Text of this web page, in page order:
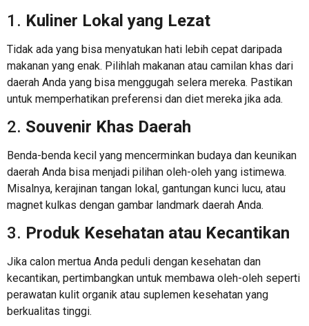
1. Kuliner Lokal yang Lezat
Tidak ada yang bisa menyatukan hati lebih cepat daripada
makanan yang enak. Pilihlah makanan atau camilan khas dari
daerah Anda yang bisa menggugah selera mereka. Pastikan
untuk memperhatikan preferensi dan diet mereka jika ada.
2. Souvenir Khas Daerah
Benda-benda kecil yang mencerminkan budaya dan keunikan
daerah Anda bisa menjadi pilihan oleh-oleh yang istimewa.
Misalnya, kerajinan tangan lokal, gantungan kunci lucu, atau
magnet kulkas dengan gambar landmark daerah Anda.
3. Produk Kesehatan atau Kecantikan
Jika calon mertua Anda peduli dengan kesehatan dan
kecantikan, pertimbangkan untuk membawa oleh-oleh seperti
perawatan kulit organik atau suplemen kesehatan yang
berkualitas tinggi.